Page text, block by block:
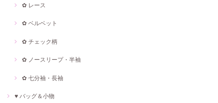
✿ レース
✿ ベルベット
✿ チェック柄
✿ ノースリープ・半袖
✿ 七分袖・長袖
♥ バッグ＆小物